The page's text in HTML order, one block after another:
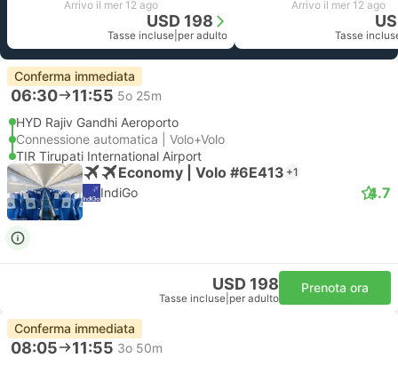
Arrivo il mer 12 ago
USD 198
Tasse incluse per adulto
Arrivo il mer 12 ago
Tasse
Conferma immediata
06:30 11:55 5o 25m
HYD Rajiv Gandhi Aeroporto
Connessione automatica | Volo+Volo
TIR Tirupati International Airport
Economy | Volo #6E413 +1
IndiGo 4.7
USD 198
Tasse incluse per adulto
Prenota ora
Conferma immediata
08:05 11:55 3o 50m